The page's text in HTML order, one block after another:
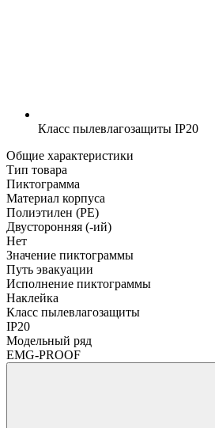
Класс пылевлагозащиты IP20
Общие характеристики
Тип товара
Пиктограмма
Материал корпуса
Полиэтилен (PE)
Двусторонняя (-ий)
Нет
Значение пиктограммы
Путь эвакуации
Исполнение пиктограммы
Наклейка
Класс пылевлагозащиты
IP20
Модельный ряд
EMG-PROOF